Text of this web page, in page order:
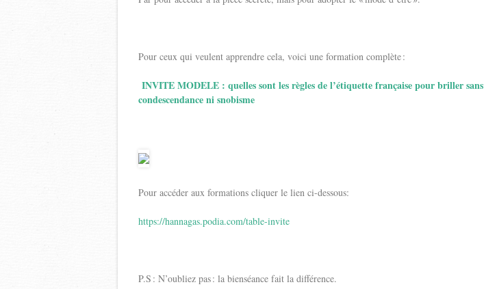
Pour ceux qui veulent apprendre cela, voici une formation complète :
INVITE MODELE : quelles sont les règles de l’étiquette française pour briller sans
condescendance ni snobisme
Pour accéder aux formations cliquer le lien ci-dessous:
https://hannagas.podia.com/table-invite
P.S : N’oubliez pas : la bienséance fait la différence.